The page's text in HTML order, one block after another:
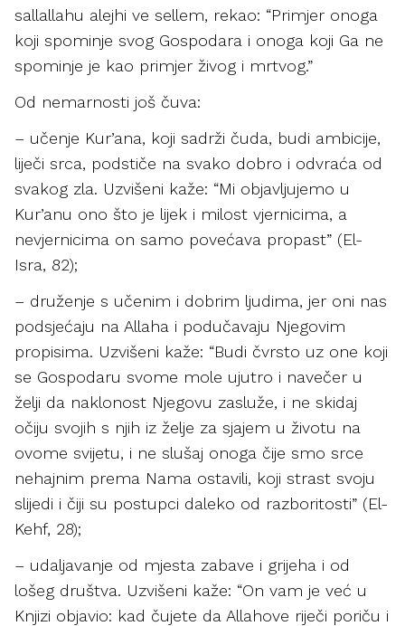
sallallahu alejhi ve sellem, rekao: “Primjer onoga
koji spominje svog Gospodara i onoga koji Ga ne
spominje je kao primjer živog i mrtvog.”
Od nemarnosti još čuva:
– učenje Kur’ana, koji sadrži čuda, budi ambicije,
liječi srca, podstiče na svako dobro i odvraća od
svakog zla. Uzvišeni kaže: “Mi objavljujemo u
Kur’anu ono što je lijek i milost vjernicima, a
nevjernicima on samo povećava propast” (El-
Isra, 82);
– druženje s učenim i dobrim ljudima, jer oni nas
podsjećaju na Allaha i podučavaju Njegovim
propisima. Uzvišeni kaže: “Budi čvrsto uz one koji
se Gospodaru svome mole ujutro i navečer u
želji da naklonost Njegovu zasluže, i ne skidaj
očiju svojih s njih iz želje za sjajem u životu na
ovome svijetu, i ne slušaj onoga čije smo srce
nehajnim prema Nama ostavili, koji strast svoju
slijedi i čiji su postupci daleko od razboritosti” (El-
Kehf, 28);
– udaljavanje od mjesta zabave i grijeha i od
lošeg društva. Uzvišeni kaže: “On vam je već u
Knjizi objavio: kad čujete da Allahove riječi poriču i